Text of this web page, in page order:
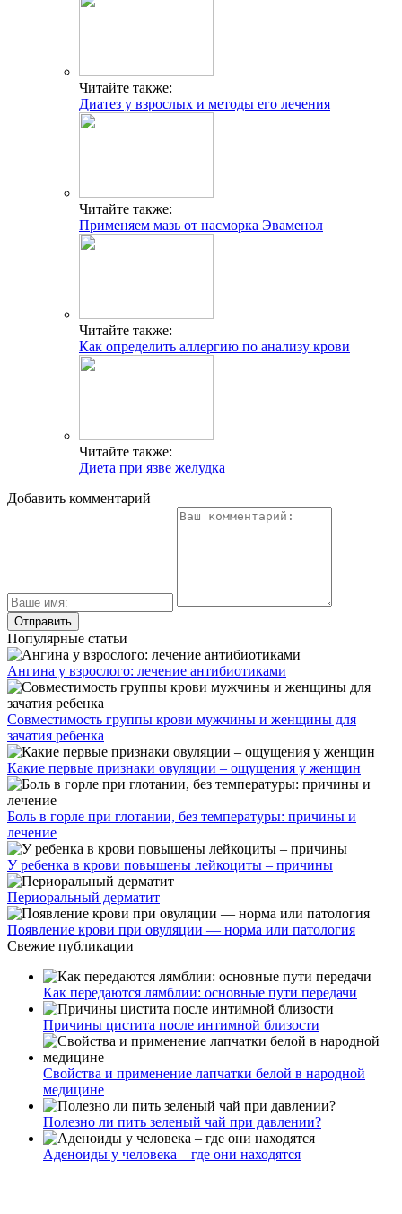
Читайте также:
Диатез у взрослых и методы его лечения
Читайте также:
Применяем мазь от насморка Эваменол
Читайте также:
Как определить аллергию по анализу крови
Читайте также:
Диета при язве желудка
Добавить комментарий
Популярные статьи
Ангина у взрослого: лечение антибиотиками
Совместимость группы крови мужчины и женщины для
зачатия ребенка
Какие первые признаки овуляции – ощущения у женщин
Боль в горле при глотании, без температуры: причины и
лечение
У ребенка в крови повышены лейкоциты – причины
Периоральный дерматит
Появление крови при овуляции — норма или патология
Свежие публикации
Как передаются лямблии: основные пути передачи
Причины цистита после интимной близости
Свойства и применение лапчатки белой в народной
медицине
Полезно ли пить зеленый чай при давлении?
Аденоиды у человека – где они находятся